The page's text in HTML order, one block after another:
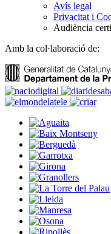
Avís legal
Privacitat i
Audiència
Amb la col·laboració de: